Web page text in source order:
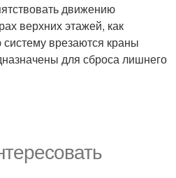
движению
верхних этажей, как
врезаются краны
для сброса лишнего